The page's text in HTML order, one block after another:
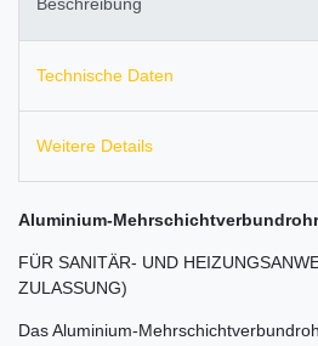
Beschreibung
Technische Daten
Weitere Details
Aluminium-Mehrschichtverbundrohr
FÜR SANITÄR- UND
ZULASSUNG)
Das Aluminium-